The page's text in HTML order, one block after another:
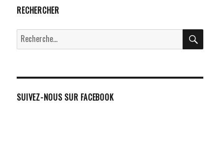
RECHERCHER
Recherche
pour :
SUIVEZ-NOUS SUR FACEBOOK